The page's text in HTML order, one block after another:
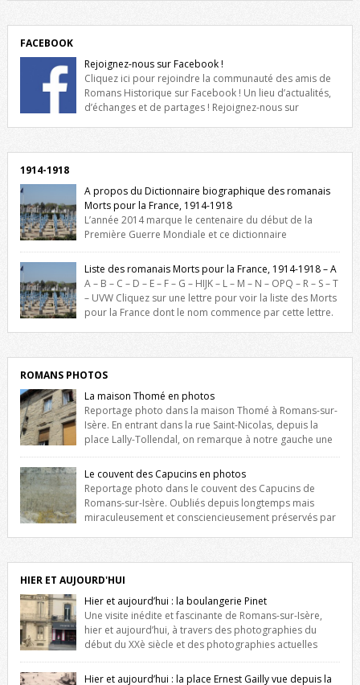
FACEBOOK
Rejoignez-nous sur Facebook !
Cliquez ici pour rejoindre la communauté des amis de
Romans Historique sur Facebook ! Un lieu d’actualités,
d’échanges et de partages ! Rejoignez-nous sur
1914-1918
A propos du Dictionnaire biographique des romanais
Morts pour la France, 1914-1918
L’année 2014 marque le centenaire du début de la
Première Guerre Mondiale et ce dictionnaire
biographique veut rendre hommage aux romanais Morts pour la
France durant ce conflit. La base de cette recherche historique est
constituée des noms gravés sur les plaques commémoratives de
l’Hôtel de Ville, du lycée du Dauphiné et du lycée Triboulet, […]
Liste des romanais Morts pour la France, 1914-1918 – A
A – B – C – D – E – F – G – HIJK – L – M – N – OPQ – R – S – T
– UVW Cliquez sur une lettre pour voir la liste des Morts
pour la France dont le nom commence par cette lettre.
ROMANS PHOTOS
La maison Thomé en photos
Reportage photo dans la maison Thomé à Romans-sur-
Isère. En entrant dans la rue Saint-Nicolas, depuis la
place Lally-Tollendal, on remarque à notre gauche une
maison construite au XVIè siècle. Les deux façades sont ornées de
fenêtres jumelles à meneaux. Entre ces deux étages, on peut voir une
niche qui contient une statue de la Vierge. […]
Le couvent des Capucins en photos
Reportage photo dans le couvent des Capucins de
Romans-sur-Isère. Oubliés depuis longtemps mais
miraculeusement et consciencieusement préservés par
l’histoire de la redécouverte de vestiges du couvent des Capucins !
Petit retour sur l’histoire […]
HIER ET AUJOURD'HUI
Hier et aujourd’hui : la boulangerie Pinet
Une visite inédite et fascinante de Romans-sur-Isère,
hier et aujourd’hui, à travers des photographies du
début du XXè siècle et des photographies actuelles
prises exactement dans le même cadre ! A l’angle de la place Jean
Jaurès et de l’avenue Victor Hugo (à côté d’Intermarché), à Romans. La
Hier et aujourd’hui : la place Ernest Gailly vue depuis la